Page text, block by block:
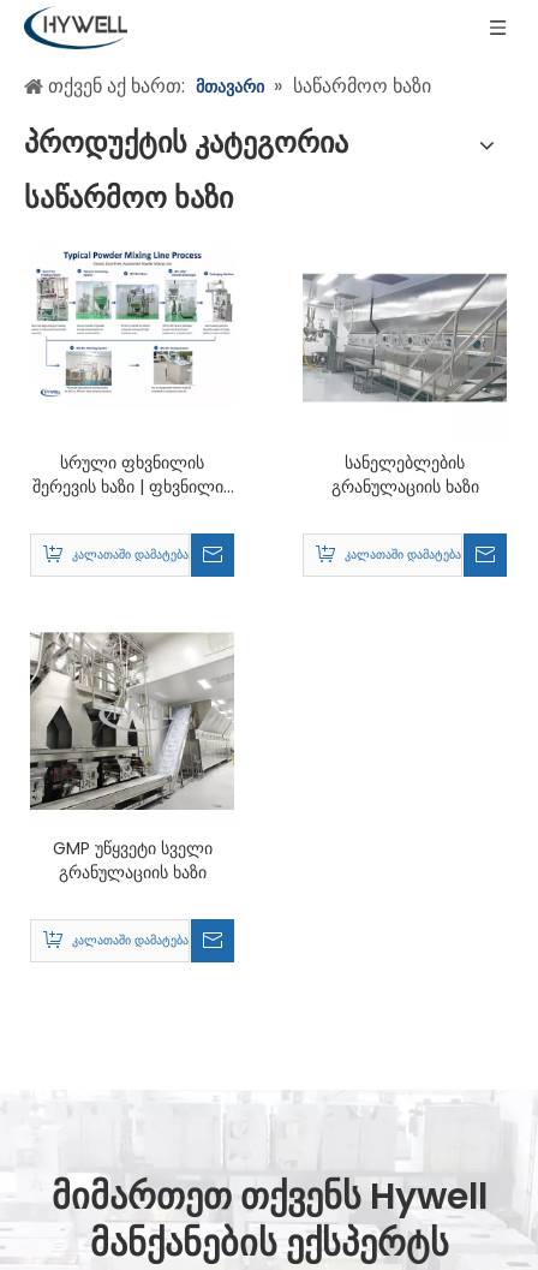
თქვენ აქ ხართ: მთავარი » საწარმოო ხაზი
პროდუქტის კატეგორია
საწარმოო ხაზი
სრული ფხვნილის
შერევის ხაზი | ფხვნილის
სისტემა
კალათაში დამატება
სანელებლების
გრანულაციის ხაზი
კალათაში დამატება
GMP უწყვეტი სველი
გრანულაციის ხაზი
კალათაში დამატება
მიმართეთ თქვენს Hywell
მანქანების ექსპერტს